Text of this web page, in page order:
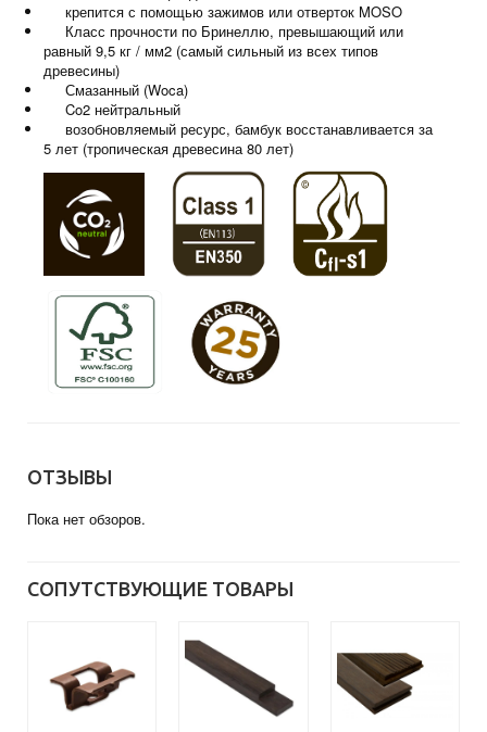
крепится с помощью зажимов или отверток MOSO
Класс прочности по Бринеллю, превышающий или
равный 9,5 кг / мм2 (самый сильный из всех типов
древесины)
Смазанный (Woca)
Co2 нейтральный
возобновляемый ресурс, бамбук восстанавливается за
5 лет (тропическая древесина 80 лет)
ОТЗЫВЫ
Пока нет обзоров.
СОПУТСТВУЮЩИЕ ТОВАРЫ